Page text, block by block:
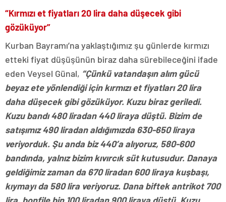
“Kırmızı et fiyatları 20 lira daha düşecek gibi
gözüküyor”
Kurban Bayramı’na yaklaştığımız şu günlerde kırmızı
etteki fiyat düşüşünün biraz daha sürebileceğini ifade
eden Veysel Günal, “Çünkü vatandaşın alım gücü
beyaz ete yönlendiği için kırmızı et fiyatları 20 lira
daha düşecek gibi gözüküyor. Kuzu biraz geriledi.
Kuzu bandı 480 liradan 440 liraya düştü. Bizim de
satışımız 490 liradan aldığımızda 630-650 liraya
veriyorduk. Şu anda biz 440’a alıyoruz, 580-600
bandında, yalnız bizim kıvırcık süt kutusudur. Danaya
geldiğimiz zaman da 670 liradan 600 liraya kuşbaşı,
kıymayı da 580 lira veriyoruz. Dana biftek antrikot 700